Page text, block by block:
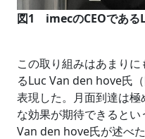
図1 imecのCEOである
この取り組みはあまり
るLuc Van den hove氏
表現した。月面到達は
な効果が期待できるとい
Van den hove氏が述べ